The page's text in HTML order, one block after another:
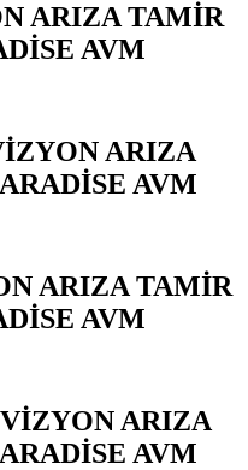
ARIZA TAMİR
AVM
ARIZA
AVM
ARIZA TAMİR
AVM
ARIZA
AVM